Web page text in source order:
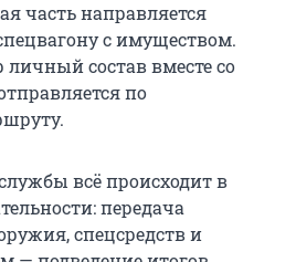
часть направляется
с имуществом.
личный состав вместе со
по
всё происходит в
передача
спецсредств и